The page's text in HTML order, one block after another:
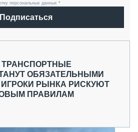
персональных данных *
Подписаться
ОБЯЗАТЕЛЬНЫМИ
ИГРОКИ РЫНКА РИСКУЮТ
ПРАВИЛАМ